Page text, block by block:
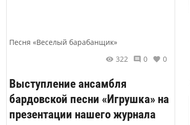
Песня «Веселый барабанщик»
322
0 0
Выступление ансамбля
бардовской песни «Игрушка» на
презентации нашего журнала